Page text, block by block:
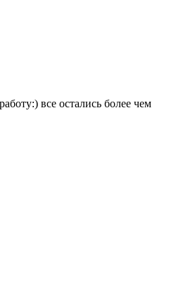
все остались более чем